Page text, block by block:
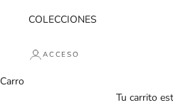
COLECCIONES
ACCESO
Carro
Tu carrito